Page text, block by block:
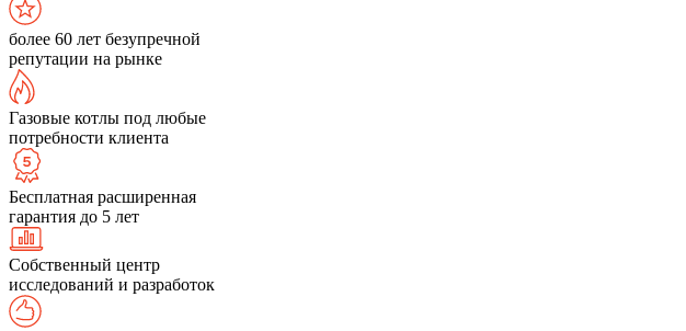
более 60 лет безупречной
репутации на рынке
Газовые котлы под любые
потребности клиента
Бесплатная расширенная
гарантия до 5 лет
Собственный центр
исследований и разработок